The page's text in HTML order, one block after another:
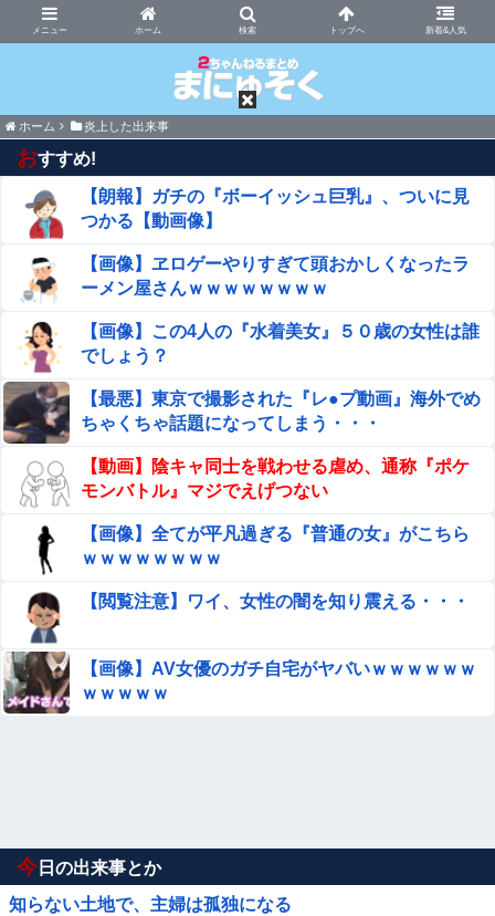
ホーム 新着&人気
まにゅそく 2chまとめニュース速報VIP
ホーム 炎上した出来事
おすすめ!
【朗報】ガチの『ボーイッシュ巨乳』、ついに見
つかる【動画像】
【画像】ヱロゲーやりすぎて頭おかしくなったラ
ーメン屋さんｗｗｗｗｗｗｗｗ
【画像】この4人の『水着美女』５０歳の女性は誰
でしょう？
【最悪】東京で撮影された『レ●プ動画』海外でめ
ちゃくちゃ話題になってしまう・・・
【動画】陰キャ同士を戦わせる虐め、通称『ポケ
モンバトル』マジでえげつない
【画像】全てが平凡過ぎる『普通の女』がこちら
ｗｗｗｗｗｗｗｗ
【閲覧注意】ワイ、女性の闇を知り震える・・・
【画像】AV女優のガチ自宅がヤバいｗｗｗｗｗｗ
ｗｗｗｗｗ
今 日の出来事とか
知らない土地で、主婦は孤独になる